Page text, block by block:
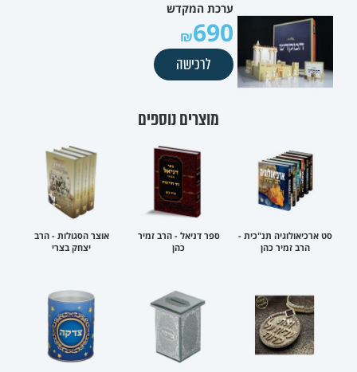
ערכת המקדש
690
לרכישה
מוצרים נוספים
סט ארכיאולוגיה תנ"כית -
הרב זמיר כהן
ספר דניאל - הרב זמיר
כהן
אוצר הסגולות - הרב
יצחק בצרי